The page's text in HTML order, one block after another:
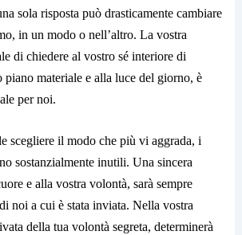
sola risposta può drasticamente cambiare
in un modo o nell’altro. La vostra
di chiedere al vostro sé interiore di
piano materiale e alla luce del giorno, è
per noi.
scegliere il modo che più vi aggrada, i
sostanzialmente inutili. Una sincera
e alla vostra volontà, sarà sempre
noi a cui è stata inviata. Nella vostra
della tua volontà segreta, determinerà